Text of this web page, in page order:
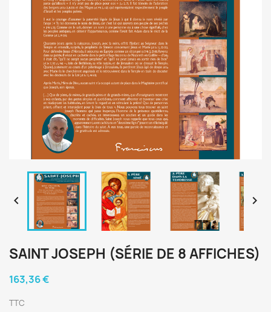
 
SAINT JOSEPH (SÉRIE DE 8 AFFICHES)
163,36 €
TTC